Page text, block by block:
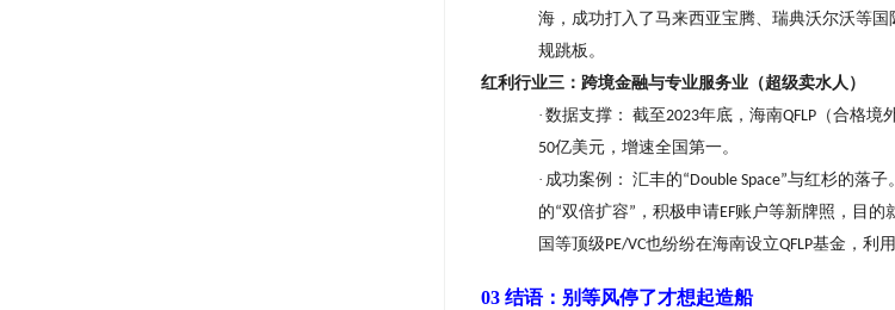
海，成功打入了马来西亚宝腾、瑞典沃尔沃等
规跳板。
红利行业三：跨境金融与专业服务业（超级卖水人）
· 数据支撑： 截至2023年底，海南QFLP （合格境
50亿美元，增速全国第一。
· 成功案例： 汇丰的“Double Space”与红杉的落子
的“双倍扩容” ，积极申请EF账户等新牌照，目的
国等顶级PE/VC也纷纷在海南设立QFLP基金，利
03 结语：别等风停了才想起造船